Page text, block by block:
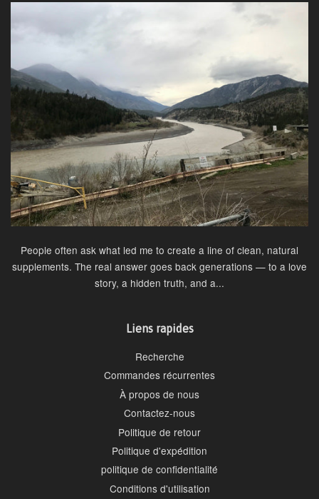
People often ask what led me to create a line of clean, natural
supplements. The real answer goes back generations — to a love
story, a hidden truth, and a...
Liens rapides
Recherche
Commandes récurrentes
À propos de nous
Contactez-nous
Politique de retour
Politique d'expédition
politique de confidentialité
Conditions d'utilisation